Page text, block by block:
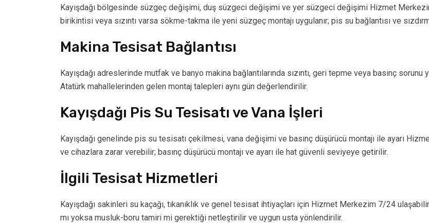
Kayışdağı bölgesinde süzgeç değişimi, duş süzgeci değişimi ve yer süzgeci değişimi Hizmet
birikintisi veya sızıntı varsa sökme-takma ile yeni süzgeç montajı uygulanır; pis su bağlantısı ve
Makina Tesisat Bağlantısı
Kayışdağı adreslerinde mutfak ve banyo makina bağlantılarında sızıntı, geri tepme veya basınç
Atatürk mahallelerinden gelen montaj talepleri aynı gün değerlendirilir.
Kayışdağı Pis Su Tesisatı ve Vana İşleri
Kayışdağı genelinde pis su tesisatı çekilmesi, vana değişimi ve basınç düşürücü montajı ile ayarı
ve cihazlara zarar verebilir; basınç düşürücü montajı ve ayarı ile hat güvenli seviyeye getirilir.
İlgili Tesisat Hizmetleri
Kayışdağı sakinleri su kaçağı, tıkanıklık ve genel tesisat ihtiyaçları için Hizmet Merkezim 7/24
mı yoksa musluk-boru tamiri mi gerektiği netleştirilir ve uygun usta yönlendirilir.